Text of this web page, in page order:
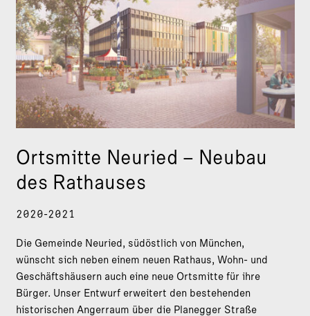
Ortsmitte Neuried – Neubau
des Rathauses
2020-2021
Die Gemeinde Neuried, südöstlich von München,
wünscht sich neben einem neuen Rathaus, Wohn- und
Geschäftshäusern auch eine neue Ortsmitte für ihre
Bürger. Unser Entwurf erweitert den bestehenden
historischen Angerraum über die Planegger Straße